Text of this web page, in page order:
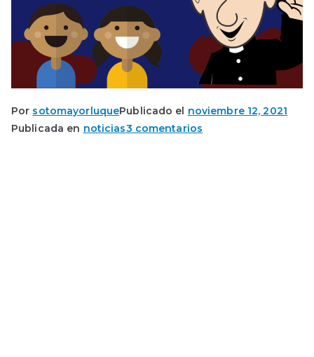
Por sotomayorluquePublicado el noviembre 12, 2021
Publicada en noticias3 comentarios